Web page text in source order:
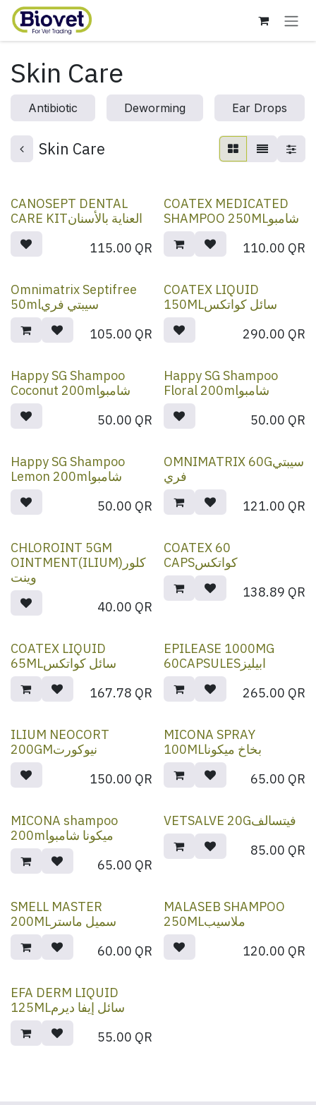
Skip to Content
Skin Care
Antibiotic Deworming Ear Drops
Skin Care
CANOSEPT DENTAL
CARE KITالعناية بالأسنان
115.00 QR
COATEX MEDICATED
SHAMPOO 250MLشامبو
110.00 QR
Omnimatrix Septifree
50mlسيبتي فري
105.00 QR
COATEX LIQUID
150MLسائل كواتكس
290.00 QR
Happy SG Shampoo
Coconut 200mlشامبو
50.00 QR
Happy SG Shampoo
Floral 200mlشامبو
50.00 QR
Happy SG Shampoo
Lemon 200mlشامبو
50.00 QR
OMNIMATRIX 60Gسيبتي
فري
121.00 QR
CHLOROINT 5GM
OINTMENT(ILIUM)كلور
وينت
40.00 QR
COATEX 60
CAPSكواتكس
138.89 QR
COATEX LIQUID
65MLسائل كواتكس
167.78 QR
EPILEASE 1000MG
60CAPSULESابيليز
265.00 QR
ILIUM NEOCORT
200GMنيوكورت
150.00 QR
MICONA SPRAY
100MLبخاخ ميكونا
65.00 QR
MICONA shampoo
200mlميكونا شامبو
65.00 QR
VETSALVE 20Gفيتسالف
85.00 QR
SMELL MASTER
200MLسميل ماستر
60.00 QR
MALASEB SHAMPOO
250MLملاسيب
120.00 QR
EFA DERM LIQUID
125MLسائل إيفا ديرم
55.00 QR